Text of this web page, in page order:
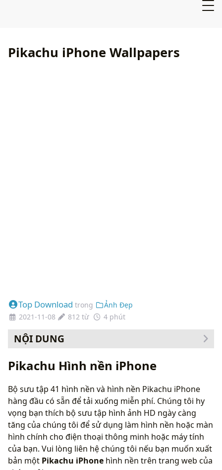
Pikachu iPhone Wallpapers
Top Download trong
Ảnh Đẹp
2021-11-08
812 từ 4 phút
NỘI DUNG
Pikachu Hình nền iPhone
Bộ sưu tập 41 hình nền và hình nền Pikachu iPhone
hàng đầu có sẵn để tải xuống miễn phí. Chúng tôi hy
vọng bạn thích bộ sưu tập hình ảnh HD ngày càng
tăng của chúng tôi để sử dụng làm hình nền hoặc màn
hình chính cho điện thoại thông minh hoặc máy tính
của bạn. Vui lòng liên hệ chúng tôi nếu bạn muốn xuất
bản một Pikachu iPhone hình nền trên trang web của